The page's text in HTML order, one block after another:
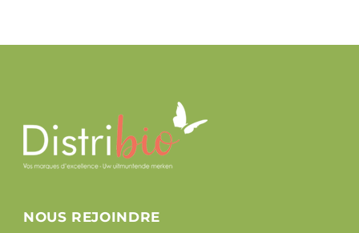
NOUS REJOINDRE